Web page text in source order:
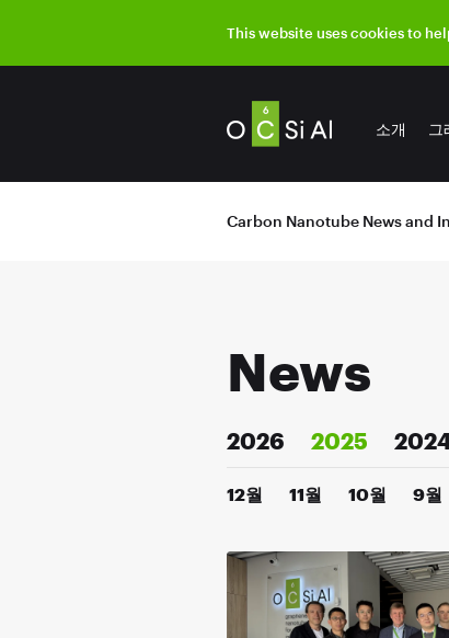
This website uses cookies to
소개 그
Carbon Nanotube News and
News
2026 2025
12월 11월 10월 9월